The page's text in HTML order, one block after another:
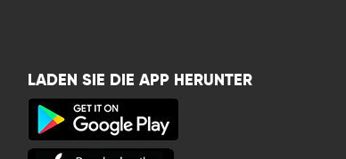
LADEN SIE DIE APP HERUNTER